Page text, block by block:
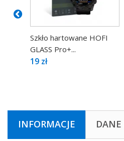
Szkło hartowane HOFI
GLASS Pro+...
19 zł
INFORMACJE